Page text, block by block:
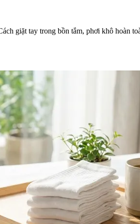
giặt tay trong bồn tắm, phơi khô hoàn